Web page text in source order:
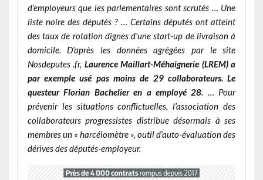
d’employeurs que les parlementaires sont scrutés … Une
liste noire des députés ?… Certains députés ont atteint
des taux de rotation dignes d’une start-up de livraison à
domicile. D’après les données agrégées par le site
Nosdeputes .fr, Laurence Maillart-Méhaignerie (LREM) a
par exemple usé pas moins de 29 collaborateurs. Le
questeur Florian Bachelier en a employé 28. … Pour
prévenir les situations conflictuelles, l’association des
collaborateurs progressistes distribue désormais à ses
membres un « harcélomètre », outil d’auto-évaluation des
dérives des députés-employeur.